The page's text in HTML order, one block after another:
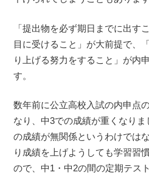
「提出物を必ず期日までに出す
目に受けること」が大前提で、
り上げる努力をすること」が内
す。
数年前に公立高校入試の内申点
なり、中3での成績が重くなり
の成績が無関係というわけでは
り成績を上げようしても学習習
ので、中1・中2の間の定期テス